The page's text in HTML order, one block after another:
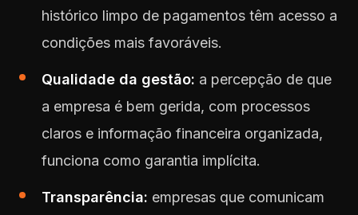
histórico limpo de pagamentos têm acesso a
condições mais favoráveis.
Qualidade da gestão: a percepção de que
a empresa é bem gerida, com processos
claros e informação financeira organizada,
funciona como garantia implícita.
Transparência: empresas que comunicam